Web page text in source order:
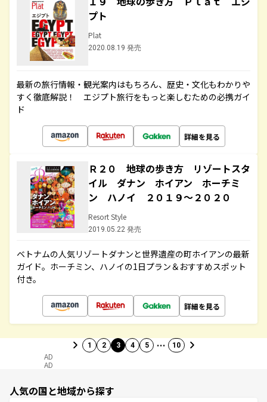
プト
Plat
2020.08.19 発売
最新の旅行情報・観光案内はもちろん、歴史・文化もわかりや
すく徹底解説！ エジプト旅行をもっと楽しむための必携ガイ
ド
詳細を見る
Ｒ２０ 地球の歩き方 リゾートスタ
イル ダナン ホイアン ホーチミ
ン ハノイ ２０１９～２０２０
Resort Style
2019.05.22 発売
ベトナムの人気リゾートダナンと世界遺産の町ホイアンの最新
ガイド。ホーチミン、ハノイの1日プラン＆おすすめスポット
付き。
詳細を見る
1 2 3 4 5 … 10
AD
AD
人気の国と地域から探す